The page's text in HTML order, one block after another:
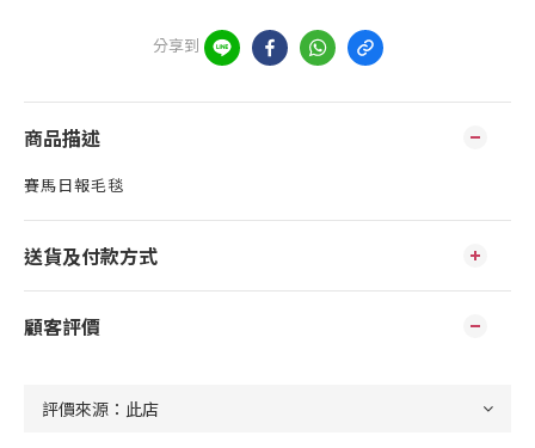
分享到
商品描述
賽馬日報毛毯
送貨及付款方式
顧客評價